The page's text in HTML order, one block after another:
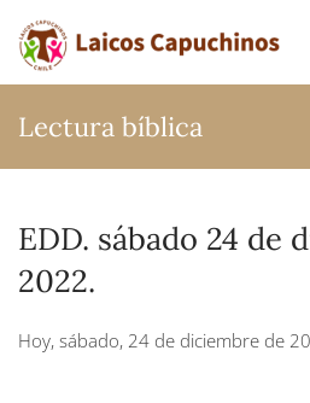
Ir al contenido principal
Lectura bíblica
EDD. sábado 24 de
2022.
Hoy, sábado, 24 de diciembre de